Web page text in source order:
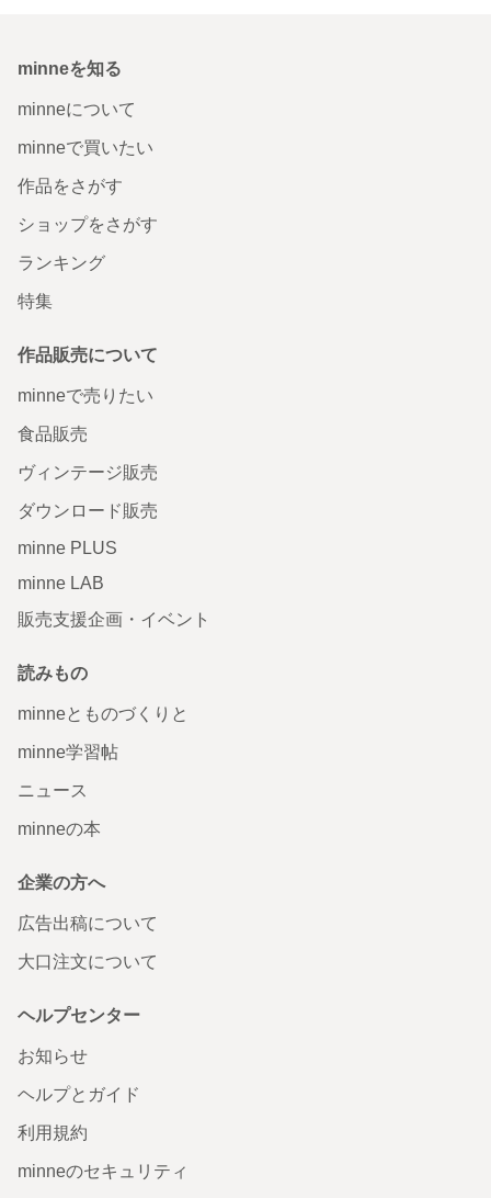
minneを知る
minneについて
minneで買いたい
作品をさがす
ショップをさがす
ランキング
特集
作品販売について
minneで売りたい
食品販売
ヴィンテージ販売
ダウンロード販売
minne PLUS
minne LAB
販売支援企画・イベント
読みもの
minneとものづくりと
minne学習帖
ニュース
minneの本
企業の方へ
広告出稿について
大口注文について
ヘルプセンター
お知らせ
ヘルプとガイド
利用規約
minneのセキュリティ